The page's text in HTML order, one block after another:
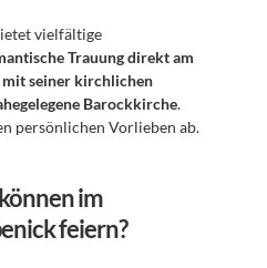
vielfältige
Trauung direkt am
seiner kirchlichen
Barockkirche.
persönlichen Vorlieben ab.
im
feiern?